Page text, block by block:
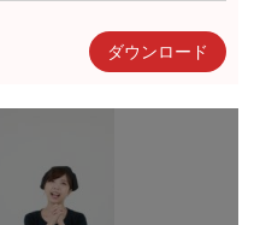
ダウンロード